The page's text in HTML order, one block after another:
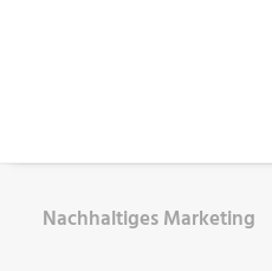
Nachhaltiges Marketing